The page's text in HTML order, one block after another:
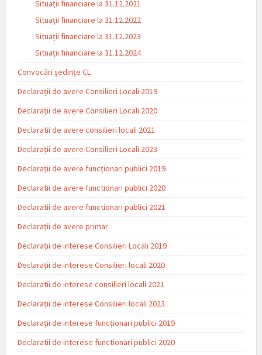
Situaţii financiare la 31.12.2021
Situaţii financiare la 31.12.2022
Situații financiare la 31.12.2023
Situaţii financiare la 31.12.2024
Convocări ședințe CL
Declarații de avere Consilieri Locali 2019
Declarații de avere Consilieri Locali 2020
Declaratii de avere consilieri locali 2021
Declarații de avere Consilieri Locali 2023
Declarații de avere funcționari publici 2019
Declaratii de avere functionari publici 2020
Declaratii de avere functionari publici 2021
Declarații de avere primar
Declarații de interese Consilieri Locali 2019
Declarații de interese Consilieri locali 2020
Declaratii de interese consilieri locali 2021
Declarații de interese Consilieri locali 2023
Declarații de interese funcționari publici 2019
Declaratii de interese functionari publici 2020